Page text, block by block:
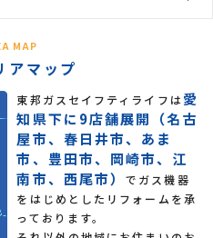
MAP
アマップ
東邦ガスセイフティライフは愛
知県下に9店舗展開（名古
屋市、春日井市、あま
市、豊田市、岡崎市、江
南市、西尾市）でガス機器
をはじめとしたリフォームを承
っております。